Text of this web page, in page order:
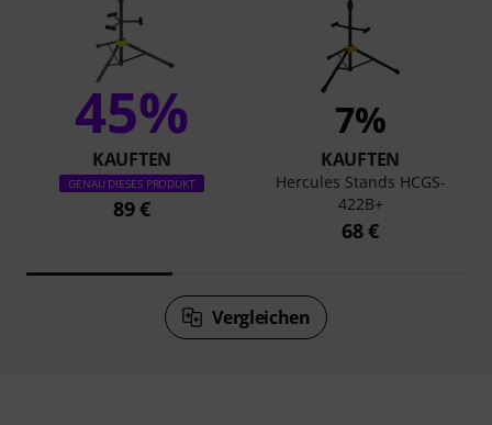
45%
KAUFTEN
GENAU DIESES PRODUKT
89 €
7%
KAUFTEN
Hercules Stands HCGS-
422B+
68 €
Vergleichen